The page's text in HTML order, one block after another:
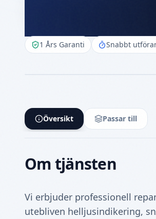
1 Års Garanti Snabbt
Översikt Passar till
Om tjänsten
Vi erbjuder professionell
utebliven helljusindikering,